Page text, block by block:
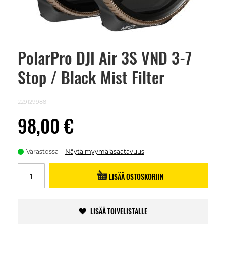
PolarPro DJI Air 3S VND 3-7
Stop / Black Mist Filter
229129988
98,00 €
Varastossa Näytä myymäläsaatavuus
LISÄÄ OSTOSKORIIN
LISÄÄ TOIVELISTALLE
Skip
beginning
images